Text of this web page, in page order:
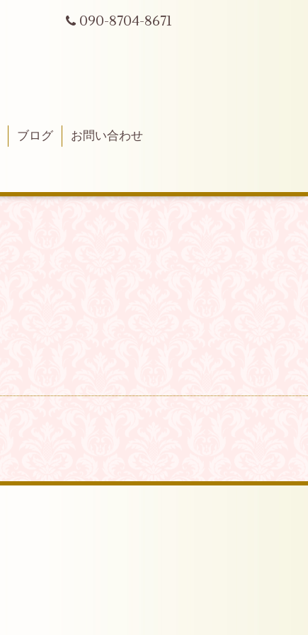
090-8704-8671
ブログ
お問い合わせ